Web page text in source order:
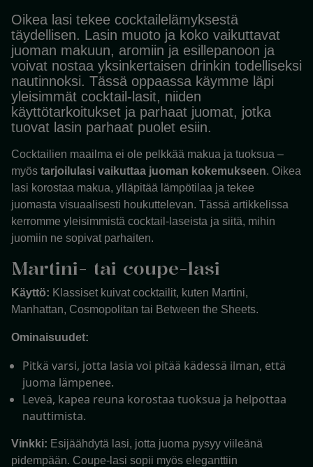
Oikea lasi tekee cocktailelämyksestä
täydellisen. Lasin muoto ja koko vaikuttavat
juoman makuun, aromiin ja esillepanoon ja
voivat nostaa yksinkertaisen drinkin todelliseksi
nautinnoksi. Tässä oppaassa käymme läpi
yleisimmät cocktail-lasit, niiden
käyttötarkoitukset ja parhaat juomat, jotka
tuovat lasin parhaat puolet esiin.
Cocktailien maailma ei ole pelkkää makua ja tuoksua –
myös tarjoilulasi vaikuttaa juoman kokemukseen. Oikea
lasi korostaa makua, ylläpitää lämpötilaa ja tekee
juomasta visuaalisesti houkuttelevan. Tässä artikkelissa
kerromme yleisimmistä cocktail-laseista ja siitä, mihin
juomiin ne sopivat parhaiten.
Martini- tai coupe-lasi
Käyttö: Klassiset kuivat cocktailit, kuten Martini,
Manhattan, Cosmopolitan tai Between the Sheets.
Ominaisuudet:
Pitkä varsi, jotta lasia voi pitää kädessä ilman, että
juoma lämpenee.
Leveä, kapea reuna korostaa tuoksua ja helpottaa
nauttimista.
Vinkki: Esijäähdytä lasi, jotta juoma pysyy viileänä
pidempään. Coupe-lasi sopii myös eleganttiin